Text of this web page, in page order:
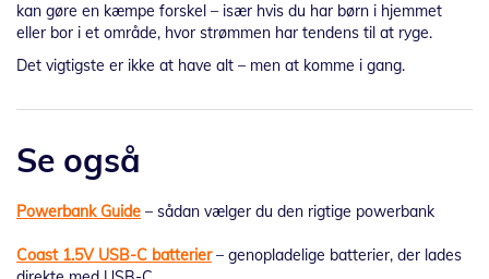
kan gøre en kæmpe forskel – især hvis du har børn i hjemmet
eller bor i et område, hvor strømmen har tendens til at ryge.
Det vigtigste er ikke at have alt – men at komme i gang.
Se også
Powerbank Guide – sådan vælger du den rigtige powerbank
Coast 1.5V USB-C batterier– genopladelige batterier, der lades